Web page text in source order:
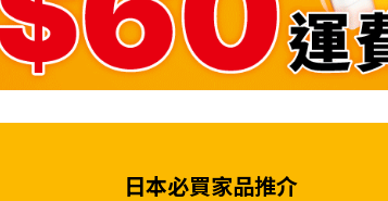
日本必買家品推介